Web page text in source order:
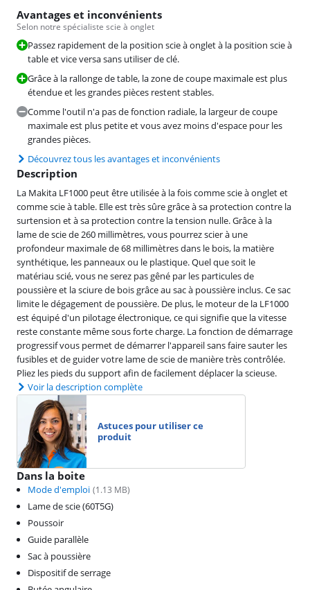
Avantages et inconvénients
Selon notre spécialiste scie à onglet
Passez rapidement de la position scie à onglet à la position scie à
table et vice versa sans utiliser de clé.
Grâce à la rallonge de table, la zone de coupe maximale est plus
étendue et les grandes pièces restent stables.
Comme l'outil n'a pas de fonction radiale, la largeur de coupe
maximale est plus petite et vous avez moins d'espace pour les
grandes pièces.
Découvrez tous les avantages et inconvénients
Description
La Makita LF1000 peut être utilisée à la fois comme scie à onglet et
comme scie à table. Elle est très sûre grâce à sa protection contre la
surtension et à sa protection contre la tension nulle. Grâce à la
lame de scie de 260 millimètres, vous pourrez scier à une
profondeur maximale de 68 millimètres dans le bois, la matière
synthétique, les panneaux ou le plastique. Quel que soit le
matériau scié, vous ne serez pas gêné par les particules de
poussière et la sciure de bois grâce au sac à poussière inclus. Ce sac
limite le dégagement de poussière. De plus, le moteur de la LF1000
est équipé d'un pilotage électronique, ce qui signifie que la vitesse
reste constante même sous forte charge. La fonction de démarrage
progressif vous permet de démarrer l'appareil sans faire sauter les
fusibles et de guider votre lame de scie de manière très contrôlée.
Pliez les pieds du support afin de facilement déplacer la scieuse.
Voir la description complète
Astuces pour utiliser ce
produit
Dans la boite
Mode d'emploi (1.13 MB)
Lame de scie (60T5G)
Poussoir
Guide parallèle
Sac à poussière
Dispositif de serrage